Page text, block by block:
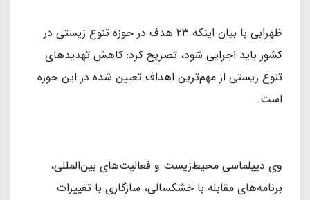
ظهرابی با بیان اینکه ۲۳ هدف در حوزه تنوع زیستی در
کشور باید اجرایی شود، تصریح کرد: کاهش تهدیدهای
تنوع زیستی از مهم‌ترین اهداف تعیین شده در این حوزه
است.
وی دیپلماسی محیط‌زیست و فعالیت‌های بین‌المللی،
برنامه‌های مقابله با خشکسالی، سازگاری با تغییرات